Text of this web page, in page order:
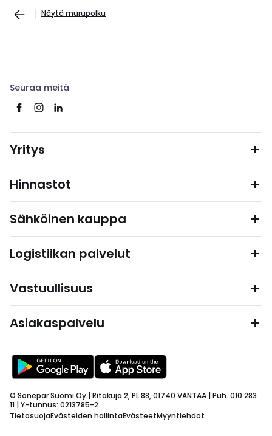
Näytä murupolku
Seuraa meitä
Yritys
Hinnastot
Sähköinen kauppa
Logistiikan palvelut
Vastuullisuus
Asiakaspalvelu
© Sonepar Suomi Oy | Ritakuja 2, PL 88, 01740 VANTAA | Puh. 010 283
11 | Y-tunnus: 0213785-2
TietosuojaEvästeiden hallintaEvästeetMyyntiehdot